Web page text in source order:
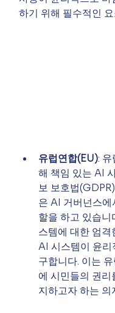
하기 위해 필수적인
유럽연합(EU):
해 책임 있는 AI
보 보호법
은 AI 거버넌스에
할을 하고 있습
스템에 대한 엄
AI 시스템이 윤
구합니다. 이는
에 시민들의 권
지하고자 하는 의